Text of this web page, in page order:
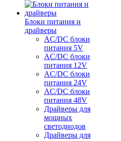
Блоки питания и
драйверы
AC/DC блоки
питания 5V
AC/DC блоки
питания 12V
AC/DC блоки
питания 24V
AC/DC блоки
питания 48V
Драйверы для
мощных
светодиодов
Драйверы для